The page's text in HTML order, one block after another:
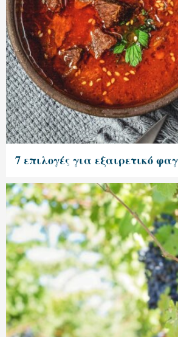
7 επιλογές για εξαιρετικό